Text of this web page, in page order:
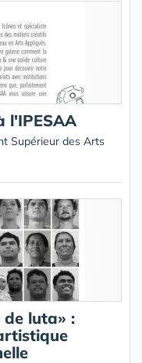
l'IPESAA
Supérieur des Arts
de luta» :